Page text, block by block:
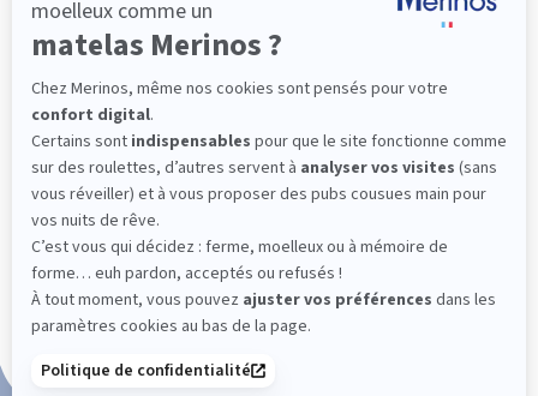
Fabrication Française
101 nuits d'essai*
Paiement en 3x ou 4x sans frais